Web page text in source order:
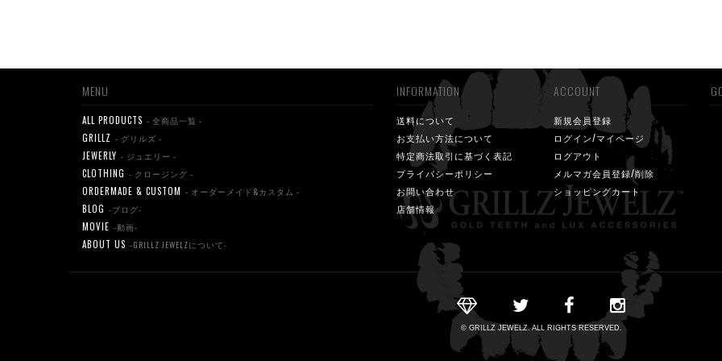
MENU
ALL PRODUCTS - 全商品一覧 -
GRILLZ - グリルズ -
JEWERLY - ジュエリー -
CLOTHING - クロージング -
ORDERMADE & CUSTOM - オーダーメイド&カスタム -
BLOG -ブログ-
MOVIE -動画-
ABOUT US -GRILLZ JEWELZについて-
INFORMATION
送料について
お支払い方法について
特定商法取引に基づく表記
プライバシーポリシー
お問い合わせ
店舗情報
ACCOUNT
新規会員登録
ログイン/マイページ
ログアウト
メルマガ会員登録/削除
ショッピングカート
© GRILLZ JEWELZ. ALL RIGHTS RESERVED.